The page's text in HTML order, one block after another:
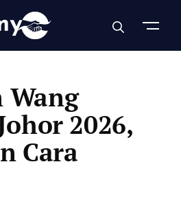
2026,
Cara